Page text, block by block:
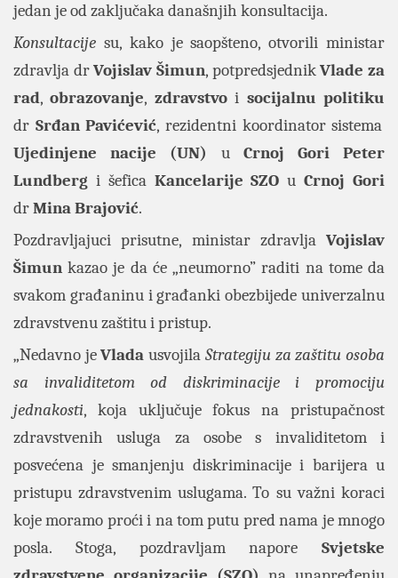
jedan je od zaključaka današnjih konsultacija.
Konsultacije su, kako je saopšteno, otvorili ministar
zdravlja drVojislav Šimun, potpredsjednikVlade za
rad,obrazovanje, zdravstvoi socijalnu politiku
dr Srđan Pavićević, rezidentni koordinator sistema
Ujedinjene nacije (UN)
u Crnoj Gori
Peter
Lundberg i šefica Kancelarije SZO uCrnoj Gori
drMina Brajović.
Pozdravljajuci prisutne, ministar zdravljaVojislav
Šimun kazao je da će „neumorno” raditi na tome da
svakom građaninu i građanki obezbijede univerzalnu
zdravstvenu zaštitu i pristup.
„Nedavno jeVlada usvojila Strategiju za zaštitu osoba
sa invaliditetom od diskriminacije i promociju
jednakosti, koja uključuje fokus na pristupačnost
zdravstvenih usluga za osobe s invaliditetom i
posvećena je smanjenju diskriminacije i barijera u
pristupu zdravstvenim uslugama. To su važni koraci
koje moramo proći i na tom putu pred nama je mnogo
posla. Stoga, pozdravljam napore Svjetske